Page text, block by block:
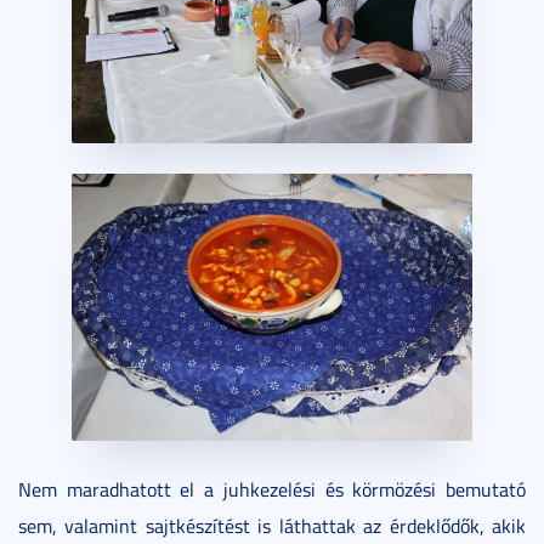
Nem maradhatott el a juhkezelési és körmözési bemutató
sem, valamint sajtkészítést is láthattak az érdeklődők, akik